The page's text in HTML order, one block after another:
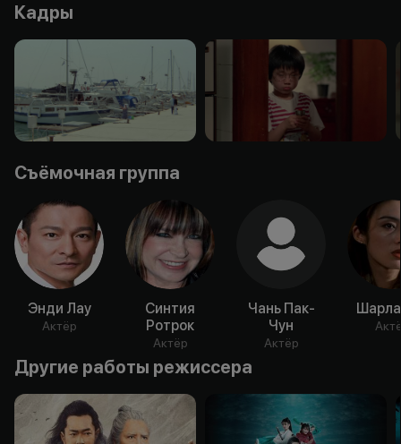
Кадры
Съёмочная группа
Энди Лау
Актёр
Синтия
Ротрок
Актёр
Чань Пак-
Чун
Актёр
Другие работы режиссера